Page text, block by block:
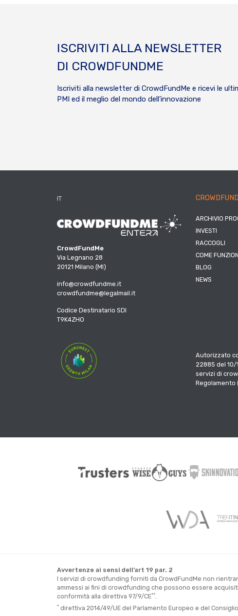
ISCRIVITI ALLA NEWSLETTER
DI CROWDFUNDME
Iscriviti alla newsletter di CrowdFundMe e ricevi le
PMI ed il meglio del mondo dell’innovazione
IT
CrowdFundMe
Via Legnano 28
20121 Milano (MI)
info@crowdfundme.it
crowdfundme@legalmail.it
Codice Destinatario SDI
T9K4ZHO
ARCHIVIO
INVESTI
RACCOGLI
COME
BLOG
NEWS
Autorizzato
22885 del
servizi di
Regolamento
Avvertenze ai sensi dell’art 19 par. 2
I servizi di crowdfunding forniti da CrowdFundMe non
ammessi ai fini di crowdfunding che possono essere
conformità alla direttiva 97/9/CE**.
* direttiva 2014/49/UE del Parlamento Europeo e del